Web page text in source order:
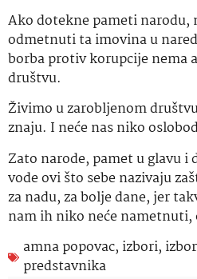
Ako dotekne pameti narodu,
odmetnuti ta imovina u
borba protiv korupcije nema
društvu.
Živimo u zarobljenom
znaju. I neće nas niko
Zato narode, pamet u glavu i
vode ovi što sebe nazivaju
za nadu, za bolje dane, jer
nam ih niko neće nametnuti,
amna popovac, izbori,
predstavnika